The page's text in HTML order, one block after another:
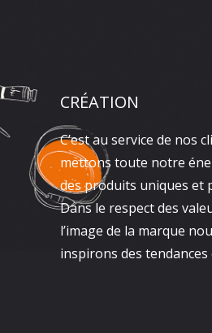
CRÉATION
C’est au service de nos
mettons toute notre
des produits uniques et
Dans le respect des
l’image de la marque
inspirons des tendances